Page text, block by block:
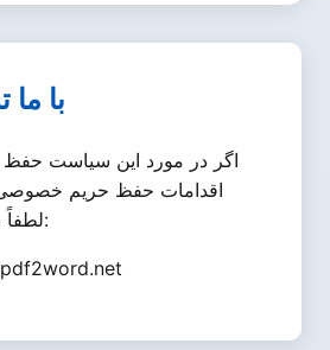
با
اگر در مورد این سیاست
اقدامات حفظ حریم خصوصی
لطفاً با ما تماس بگیرید: